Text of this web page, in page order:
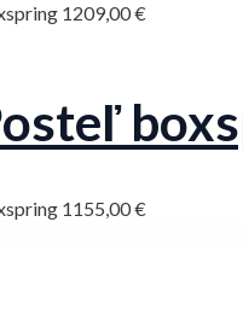
1209,00€
1155,00€